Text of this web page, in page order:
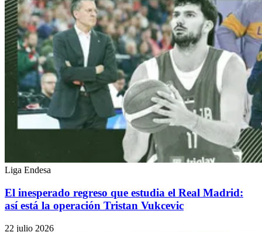
Liga Endesa
El inesperado regreso que estudia el Real Madrid:
así está la operación Tristan Vukcevic
22 julio 2026